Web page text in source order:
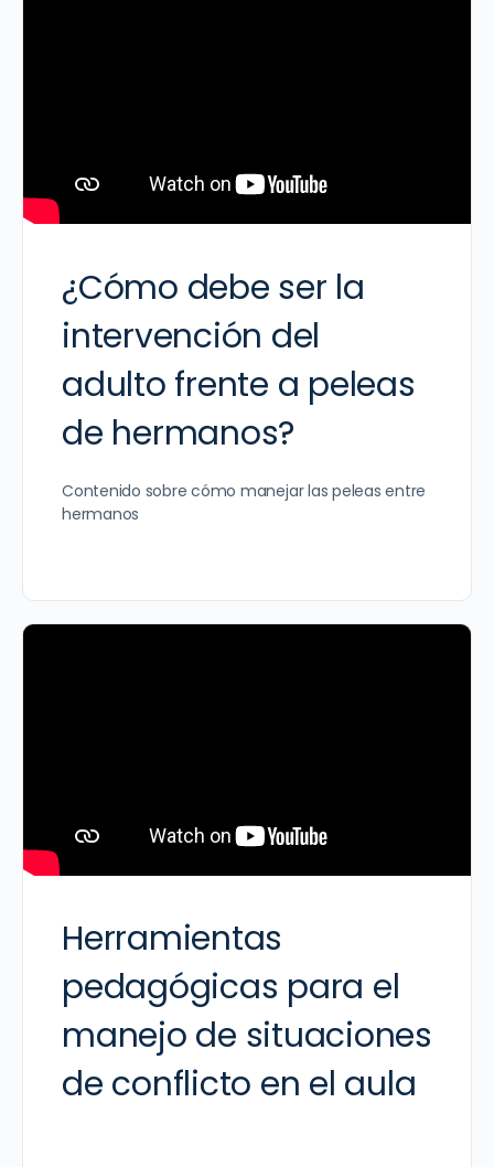
¿Cómo debe ser la
intervención del
adulto frente a peleas
de hermanos?
Contenido sobre cómo manejar las peleas entre
hermanos
Herramientas
pedagógicas para el
manejo de situaciones
de conflicto en el aula